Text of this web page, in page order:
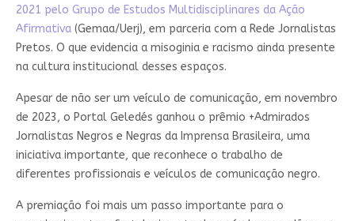
2021 pelo Grupo de Estudos Multidisciplinares da Ação
Afirmativa(Gemaa/Uerj), em parceria com a Rede Jornalistas
Pretos. O que evidencia a misoginia e racismo ainda presente
na cultura institucional desses espaços.
Apesar de não ser um veículo de comunicação, em novembro
de 2023, o Portal Geledés ganhou o prêmio +Admirados
Jornalistas Negros e Negras da Imprensa Brasileira, uma
iniciativa importante, que reconhece o trabalho de
diferentes profissionais e veículos de comunicação negro.
A premiação foi mais um passo importante para o